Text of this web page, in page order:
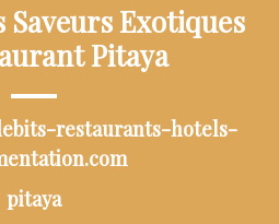
Saveurs Exotiques
Pitaya
restaurants-hotels-
pitaya